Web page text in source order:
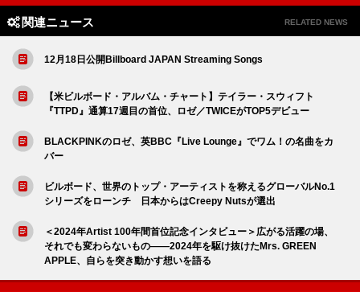
関連ニュース RELATED NEWS
12月18日公開Billboard JAPAN Streaming Songs
【米ビルボード・アルバム・チャート】テイラー・スウィフト
『TTPD』通算17週目の首位、ロゼ／TWICEがTOP5デビュー
BLACKPINKのロゼ、英BBC『Live Lounge』でワム！の名曲をカ
バー
ビルボード、世界のトップ・アーティストを称えるグローバルNo.1
シリーズをローンチ 日本からはCreepy Nutsが選出
＜2024年Artist 100年間首位記念インタビュー＞広がる活躍の場、
それでも変わらないもの――2024年を駆け抜けたMrs. GREEN
APPLE、自らを突き動かす想いを語る